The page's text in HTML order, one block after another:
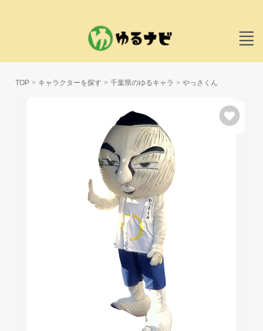
TOP キャラクターを探す 千葉県のゆるキャラ やっさくん